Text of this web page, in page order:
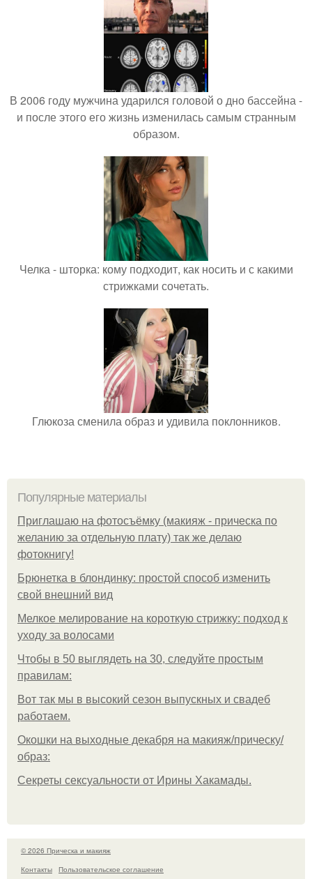
В 2006 году мужчина ударился головой о дно бассейна -
и после этого его жизнь изменилась самым странным
образом.
Челка - шторка: кому подходит, как носить и с какими
стрижками сочетать.
Глюкоза сменила образ и удивила поклонников.
Популярные материалы
Приглашаю на фотосъёмку (макияж - прическа по
желанию за отдельную плату) так же делаю
фотокнигу!
Брюнетка в блондинку: простой способ изменить
свой внешний вид
Мелкое мелирование на короткую стрижку: подход к
уходу за волосами
Чтобы в 50 выглядеть на 30, следуйте простым
правилам:
Вот так мы в высокий сезон выпускных и свадеб
работаем.
Окошки на выходные декабря на макияж/прическу/
образ:
Секреты сексуальности от Ирины Хакамады.
© 2026 Прическа и макияж
Контакты
Пользовательское соглашение